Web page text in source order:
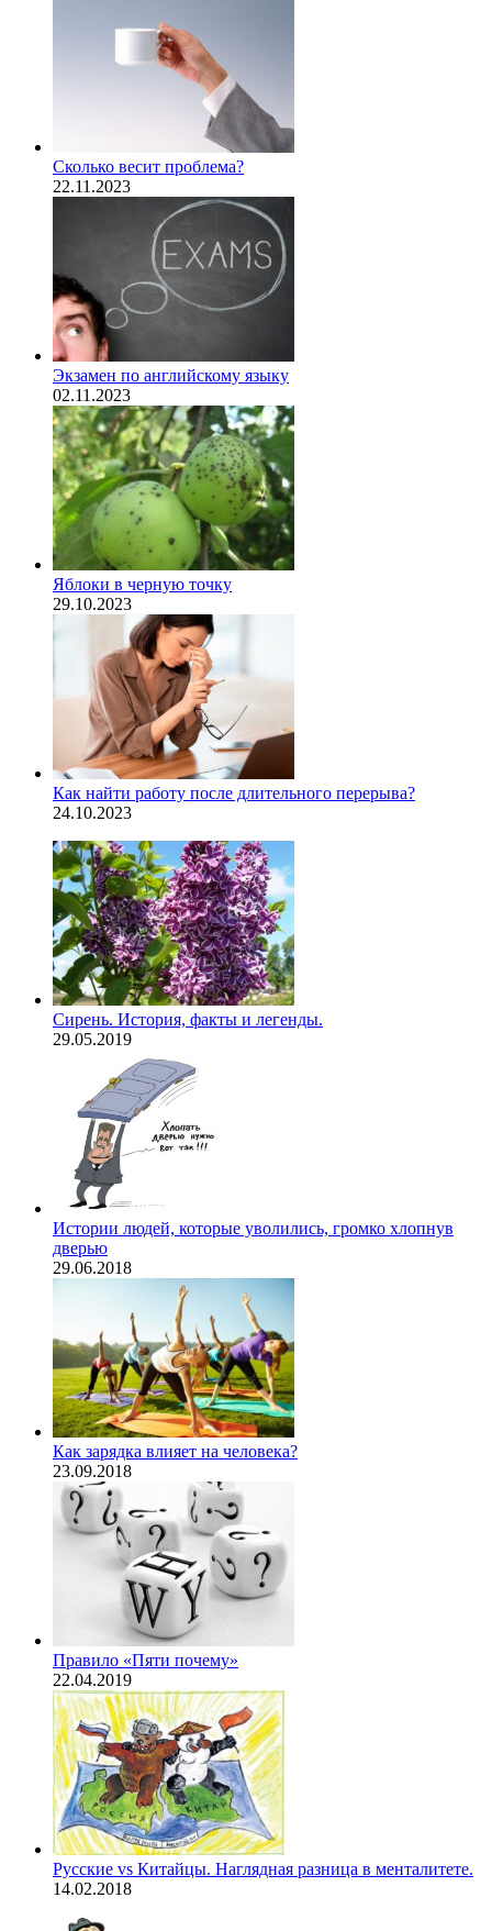
Сколько весит проблема?
22.11.2023
Экзамен по английскому языку
02.11.2023
Яблоки в черную точку
29.10.2023
Как найти работу после длительного перерыва?
24.10.2023
Сирень. История, факты и легенды.
29.05.2019
Истории людей, которые уволились, громко хлопнув
дверью
29.06.2018
Как зарядка влияет на человека?
23.09.2018
Правило «Пяти почему»
22.04.2019
Русские vs Китайцы. Наглядная разница в менталитете.
14.02.2018